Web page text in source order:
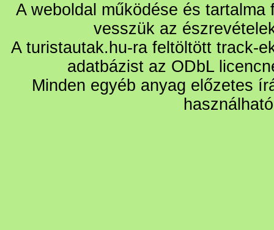
A weboldal működése és
vesszük az
A turistautak.hu-ra feltöltött track-
adatbázist az ODbL
Minden egyéb anyag előzetes